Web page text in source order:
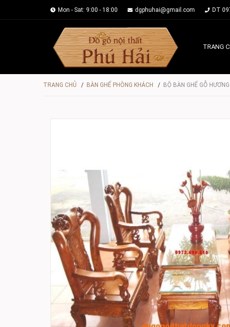
Mon - Sat: 9:00 - 18:00 dgphuhai@gmail.com DT
TRANG
TRANG CHỦ / BÀN GHẾ PHÒNG KHÁCH / BỘ BÀN GHẾ GỖ